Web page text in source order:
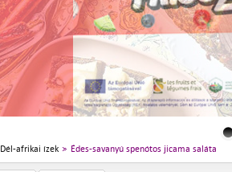
Dél-afrikai ízek Édes-savanyú spenótos jicama saláta